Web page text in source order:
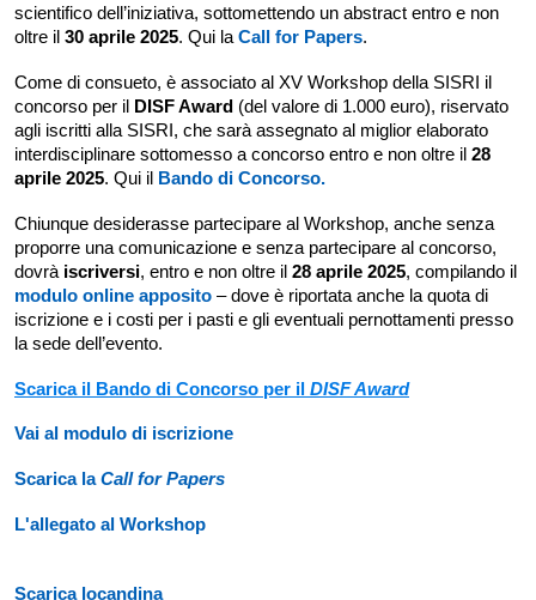
scientifico dell’iniziativa, sottomettendo un abstract entro e non
oltre il 30 aprile 2025. Qui la Call for Papers.
Come di consueto, è associato al XV Workshop della SISRI il
concorso per il DISF Award (del valore di 1.000 euro), riservato
agli iscritti alla SISRI, che sarà assegnato al miglior elaborato
interdisciplinare sottomesso a concorso entro e non oltre il 28
aprile 2025. Qui il Bando di Concorso.
Chiunque desiderasse partecipare al Workshop, anche senza
proporre una comunicazione e senza partecipare al concorso,
dovrà iscriversi, entro e non oltre il 28 aprile 2025, compilando il
modulo online apposito – dove è riportata anche la quota di
iscrizione e i costi per i pasti e gli eventuali pernottamenti presso
la sede dell’evento.
Scarica il Bando di Concorso per il DISF Award
Vai al modulo di iscrizione
Scarica laCall for Papers
L'allegato al Workshop
Scarica locandina